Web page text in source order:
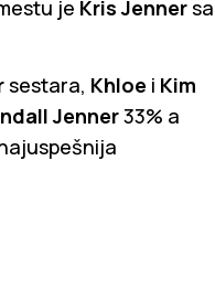
je Kris Jennersa
sestara, Khloe i Kim
Jenner33% a